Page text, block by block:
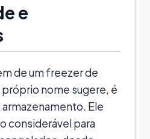
e
de um freezer de
nome sugere, é
Ele
considerável para